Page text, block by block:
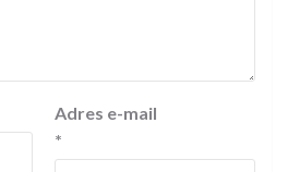
Adres e-mail
*